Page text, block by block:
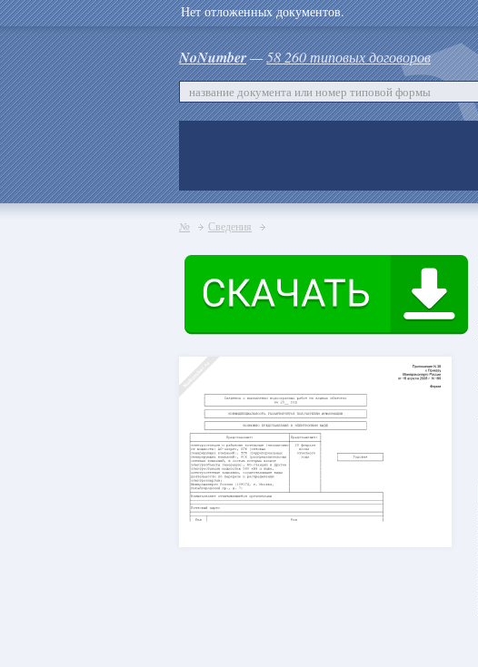
Нет отложенных документов.
NoNumber—58 260 типовых договоров
№ Сведения